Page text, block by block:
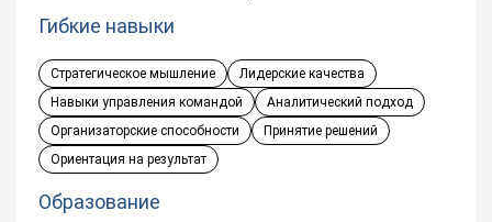
Гибкие навыки
Стратегическое мышление
Лидерские качества
Навыки управления командой
Аналитический подход
Организаторские способности
Принятие решений
Ориентация на результат
Образование